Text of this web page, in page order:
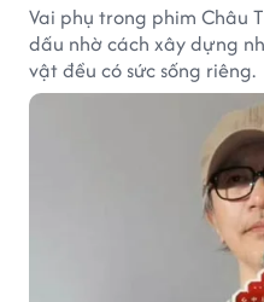
Vai phụ trong phim Châu
dấu nhờ cách xây dựng
vật đều có sức sống riêng.